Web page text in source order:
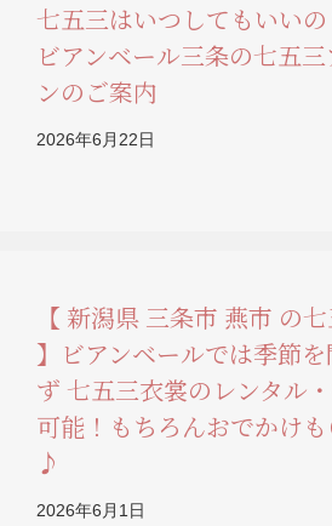
七五三はいつしてもいいの
ビアンベール三条の七五三
ンのご案内
2026年6月22日
【 新潟県 三条市 燕市 の
】ビアンベールでは季節
ず 七五三衣裳のレンタル
可能！もちろんおでかけ
♪
2026年6月1日